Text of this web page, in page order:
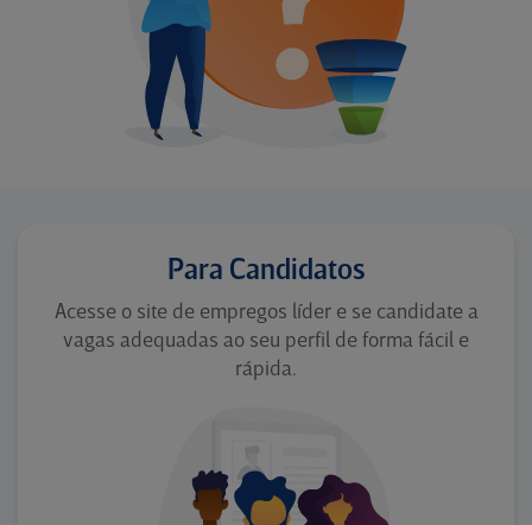
Para Candidatos
Acesse o site de empregos líder e se candidate a
vagas adequadas ao seu perfil de forma fácil e
rápida.